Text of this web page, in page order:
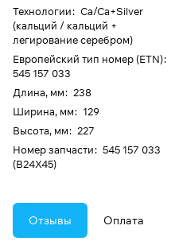
Технологии: Ca/Ca+Silver
(кальций / кальций +
легирование серебром)
Европейский тип номер (ETN):
545 157 033
Длина, мм: 238
Ширина, мм: 129
Высота, мм: 227
Номер запчасти: 545 157 033
(B24X45)
Отзывы Оплата